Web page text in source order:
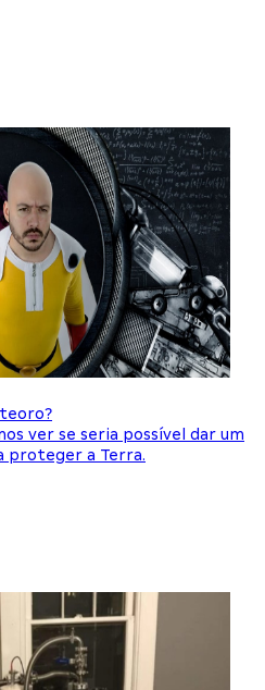
ver se seria possível dar um
proteger a Terra.